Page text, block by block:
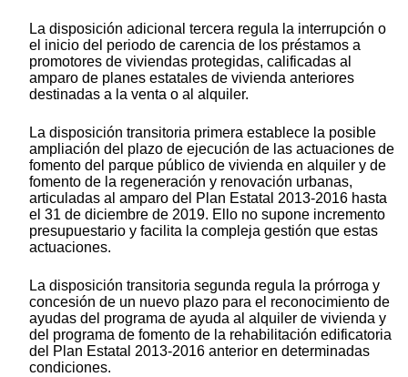
La disposición adicional tercera regula la interrupción o
el inicio del periodo de carencia de los préstamos a
promotores de viviendas protegidas, calificadas al
amparo de planes estatales de vivienda anteriores
destinadas a la venta o al alquiler.
La disposición transitoria primera establece la posible
ampliación del plazo de ejecución de las actuaciones de
fomento del parque público de vivienda en alquiler y de
fomento de la regeneración y renovación urbanas,
articuladas al amparo del Plan Estatal 2013-2016 hasta
el 31 de diciembre de 2019. Ello no supone incremento
presupuestario y facilita la compleja gestión que estas
actuaciones.
La disposición transitoria segunda regula la prórroga y
concesión de un nuevo plazo para el reconocimiento de
ayudas del programa de ayuda al alquiler de vivienda y
del programa de fomento de la rehabilitación edificatoria
del Plan Estatal 2013-2016 anterior en determinadas
condiciones.